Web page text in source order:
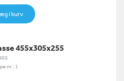
i kurv
455x305x255
nr.: 1